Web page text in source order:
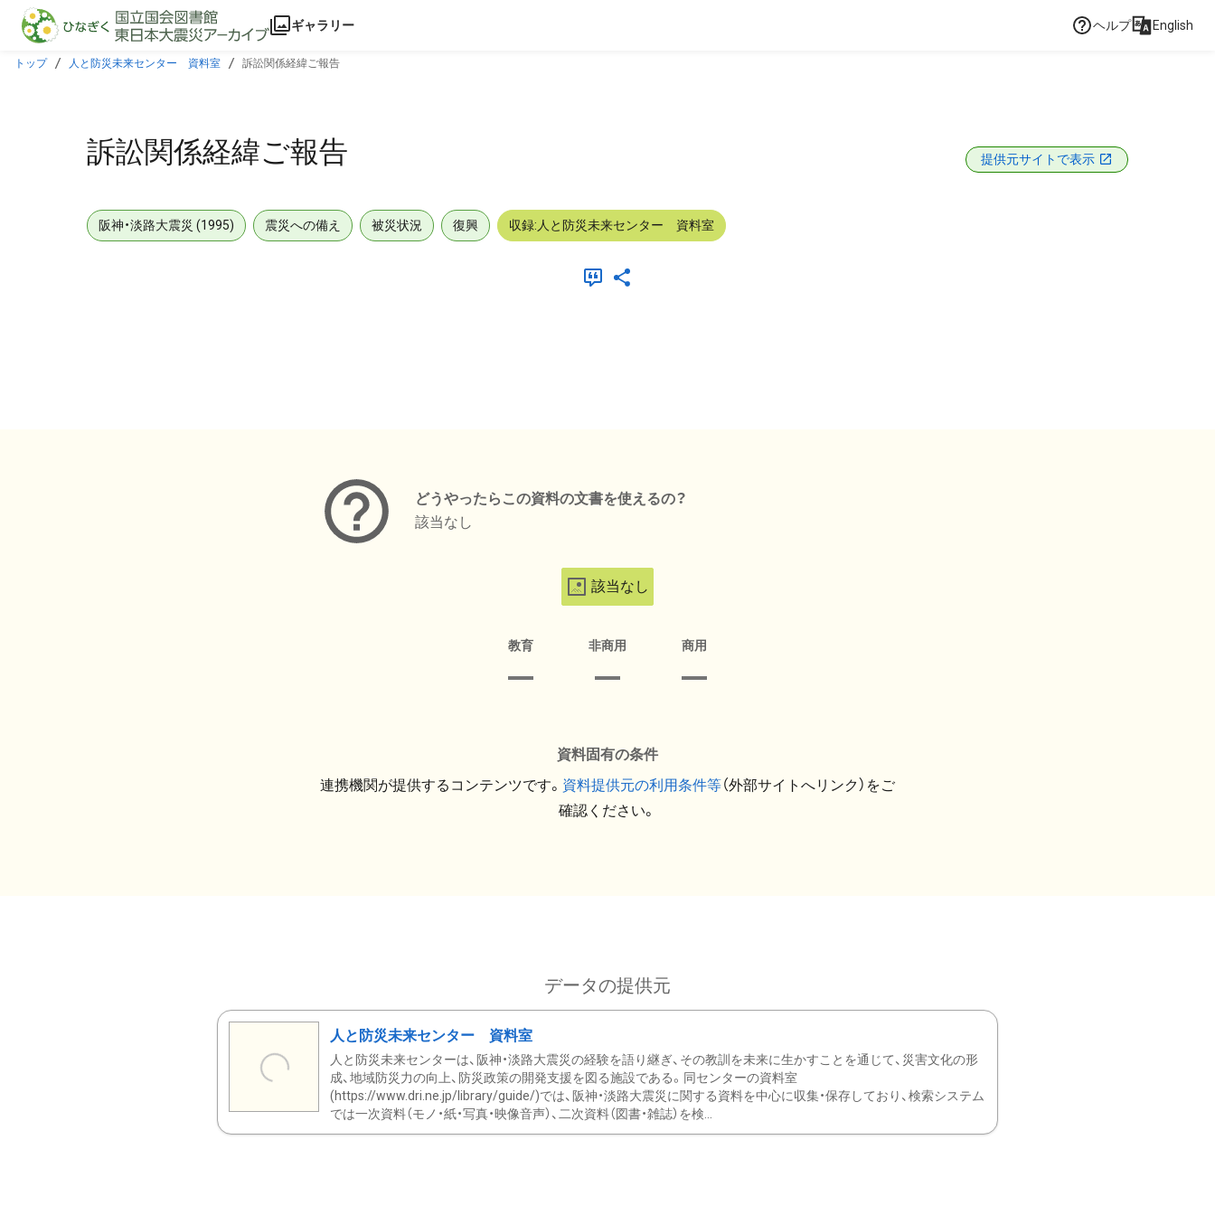
本文に飛ぶ
ギャラリー ヘルプ English
トップ 人と防災未来センター 資料室 訴訟関係経緯ご報告
訴訟関係経緯ご報告 提供元サイトで表示
阪神・淡路大震災 (1995) 震災への備え 被災状況 復興 収録:人と防災未来センター 資料室
どうやったらこの資料の文書を使えるの？
該当なし
該当なし
教育 非商用 商用
資料固有の条件
連携機関が提供するコンテンツです。 資料提供元の利用条件等（外部サイトへリンク）をご
確認ください。
データの提供元
人と防災未来センター 資料室
人と防災未来センターは、阪神・淡路大震災の経験を語り継ぎ、その教訓を未来に生かすことを通じて、災害文化の形
成、地域防災力の向上、防災政策の開発支援を図る施設である。同センターの資料室
(https://www.dri.ne.jp/library/guide/)では、阪神・淡路大震災に関する資料を中心に収集・保存しており、検索システム
では一次資料（モノ・紙・写真・映像音声）、二次資料（図書・雑誌）を検...